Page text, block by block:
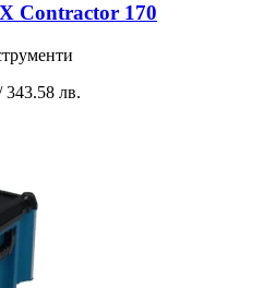
Contractor 170
343.58 лв.